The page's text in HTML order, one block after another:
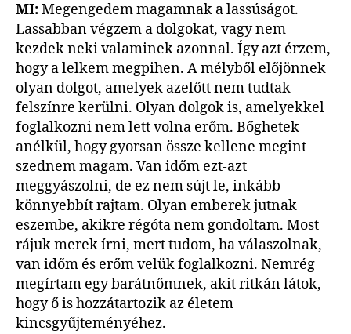
MI:Megengedem magamnak a lassúságot.
Lassabban végzem a dolgokat, vagy nem
kezdek neki valaminek azonnal. Így azt érzem,
hogy a lelkem megpihen. A mélyből előjönnek
olyan dolgot, amelyek azelőtt nem tudtak
felszínre kerülni. Olyan dolgok is, amelyekkel
foglalkozni nem lett volna erőm. Bőghetek
anélkül, hogy gyorsan össze kellene megint
szednem magam. Van időm ezt-azt
meggyászolni, de ez nem sújt le, inkább
könnyebbít rajtam. Olyan emberek jutnak
eszembe, akikre régóta nem gondoltam. Most
rájuk merek írni, mert tudom, ha válaszolnak,
van időm és erőm velük foglalkozni. Nemrég
megírtam egy barátnőmnek, akit ritkán látok,
hogy ő is hozzátartozik az életem
kincsgyűjteményéhez.